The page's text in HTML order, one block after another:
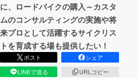
に、ロードバイクの購入～カスタ
ムのコンサルティングの実施や将
来プロとして活躍するサイクリス
トを育成する場も提供したい！
ポスト
シェア
LINEで送る
URLコピー